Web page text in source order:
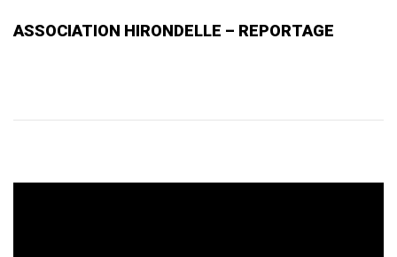
ASSOCIATION HIRONDELLE – REPORTAGE